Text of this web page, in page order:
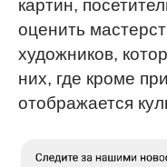
картин,
оценить
художников,
них, где кроме
отображается